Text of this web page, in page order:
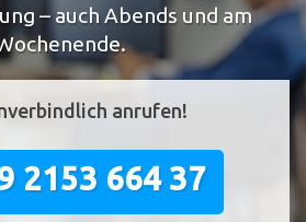
– auch Abends und am
anrufen!
2153 664 37